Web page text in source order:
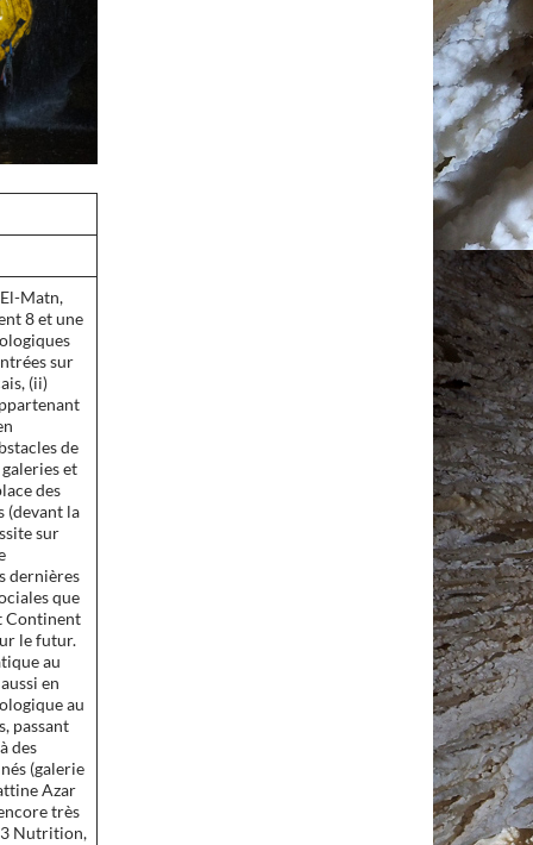
Matn,
8 et une
sur
(ii)
de
et
des
(devant la
sur
dernières
que
Continent
le futur.
au
en
au
passant
des
(galerie
Azar
très
Nutrition,